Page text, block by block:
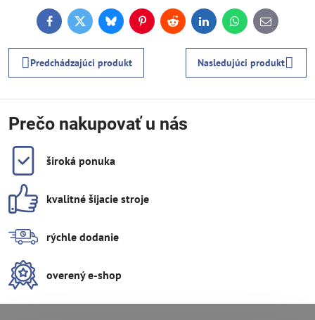
FacebookTwitterBlueskyPinterestReddit LinkedInWhatsApp
E-
mail
Predchádzajúci produkt Nasledujúci produkt
Prečo nakupovať u nás
široká ponuka
kvalitné šijacie stroje
rýchle dodanie
overený e-shop